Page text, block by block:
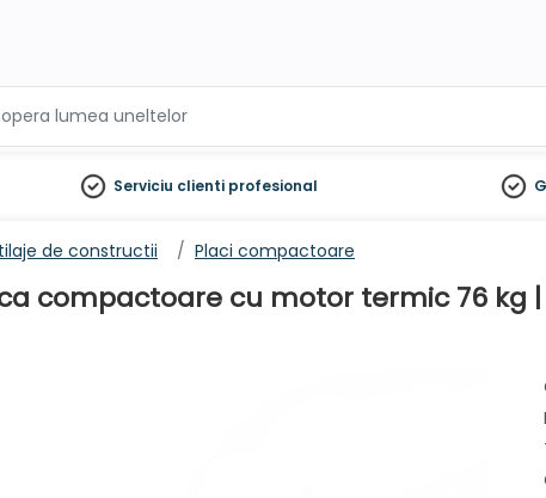
Serviciu clienti profesional
de constructii Placi compactoare
compactoare cu motor termic 76 kg |